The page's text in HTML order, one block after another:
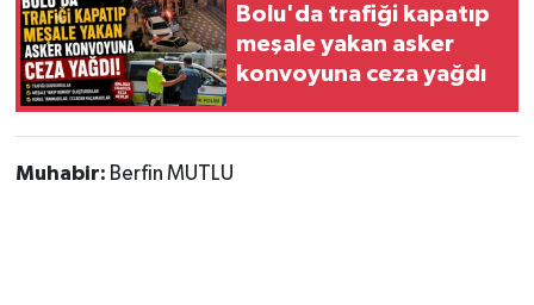
Bolu'da trafiği kapatıp
meşale yakan asker
konvoyuna ceza yağdı
Muhabir: Berfin MUTLU